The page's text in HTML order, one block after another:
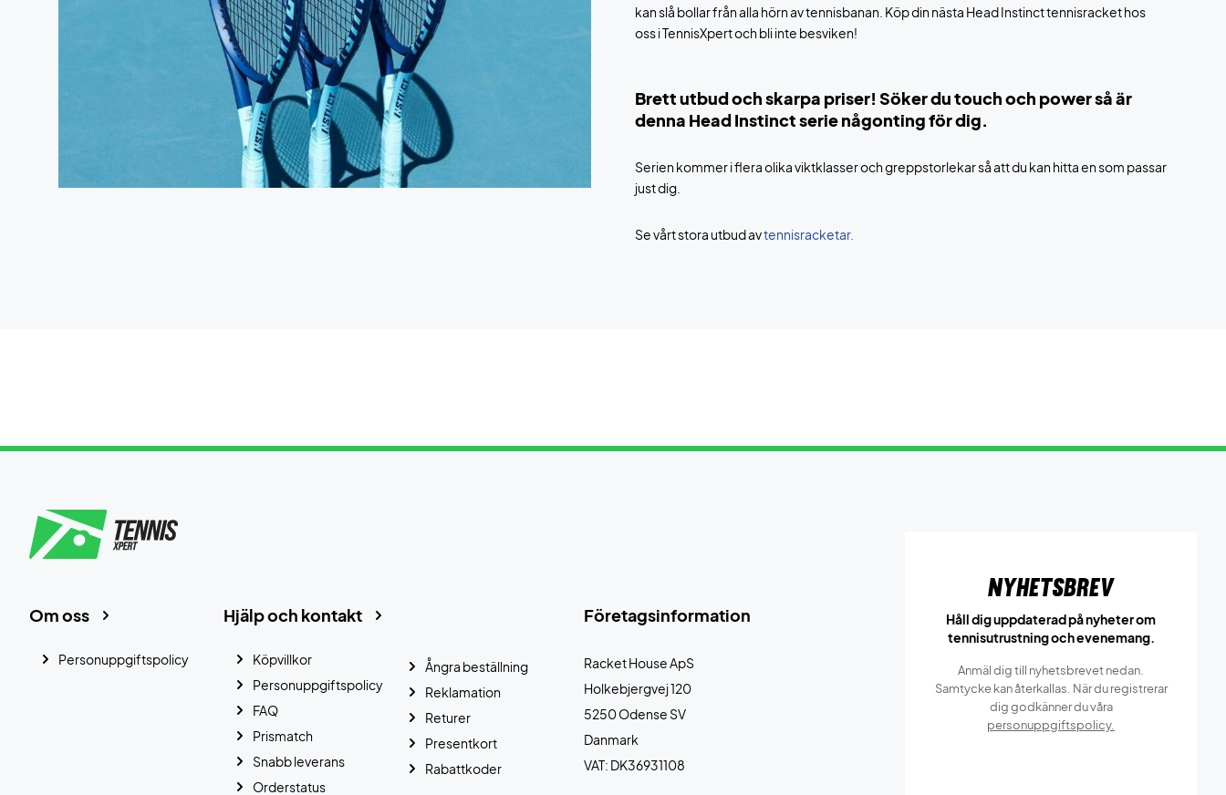
kan slå bollar från alla hörn av tennisbanan. Köp din nästa Head Instinct tennisracket hos
oss i TennisXpert och bli inte besviken!
Brett utbud och skarpa priser! Söker du touch och power så är
denna Head Instinct serie någonting för dig.
Serien kommer i flera olika viktklasser och greppstorlekar så att du kan hitta en som passar
just dig.
Se vårt stora utbud avtennisracketar.
Företagsinformation
Racket House ApS
Holkebjergvej 120
5250 Odense SV
Danmark
VAT: DK36931108
Hjälp och kontakt
Köpvillkor
Personuppgiftspolicy
FAQ
Prismatch
Snabb leverans
Orderstatus
Ångra beställning
Reklamation
Returer
Presentkort
Rabattkoder
Om oss
Personuppgiftspolicy
Nyhetsbrev
Håll dig uppdaterad på nyheter om
tennisutrustning och evenemang.
Anmäl dig till nyhetsbrevet nedan.
Samtycke kan återkallas. När du registrerar
dig godkänner du våra
personuppgiftspolicy.